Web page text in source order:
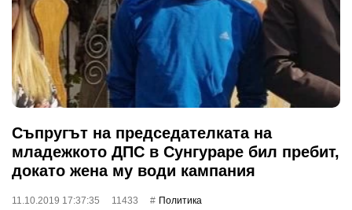
Съпругът на председателката на
младежкото ДПС в Сунгураре бил пребит,
докато жена му води кампания
11.10.2019 17:37:35 11433 Политика